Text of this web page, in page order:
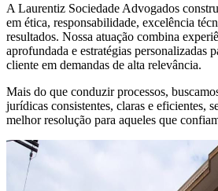
A Laurentiz Sociedade Advogados
em ética, responsabilidade, excelência
resultados. Nossa atuação combina
aprofundada e estratégias personalizadas
cliente em demandas de alta relevância.
Mais do que conduzir processos,
jurídicas consistentes, claras e eficientes,
melhor resolução para aqueles que